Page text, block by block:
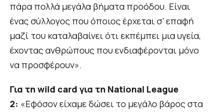
πάρα πολλά μεγάλα βήματα προόδου. Είναι
ένας σύλλογος που όποιος έρχεται σ’ επαφή
μαζί του καταλαβαίνει ότι εκπέμπει μια υγεία,
έχοντας ανθρώπους που ενδιαφέρονται μόνο
να προσφέρουν».
Για τη wild card για τη National League
2: «Εφόσον είχαμε δώσει το μεγάλο βάρος στα